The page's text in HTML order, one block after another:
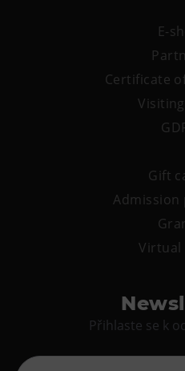
E-
Certificate
Gift
Admission
Virtual
Přihlaste se k